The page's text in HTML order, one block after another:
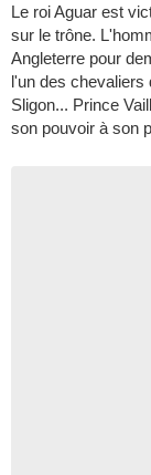
Le roi Aguar est
sur le trône.
Angleterre pour
l'un des chevaliers
Sligon... Prince
son pouvoir à son